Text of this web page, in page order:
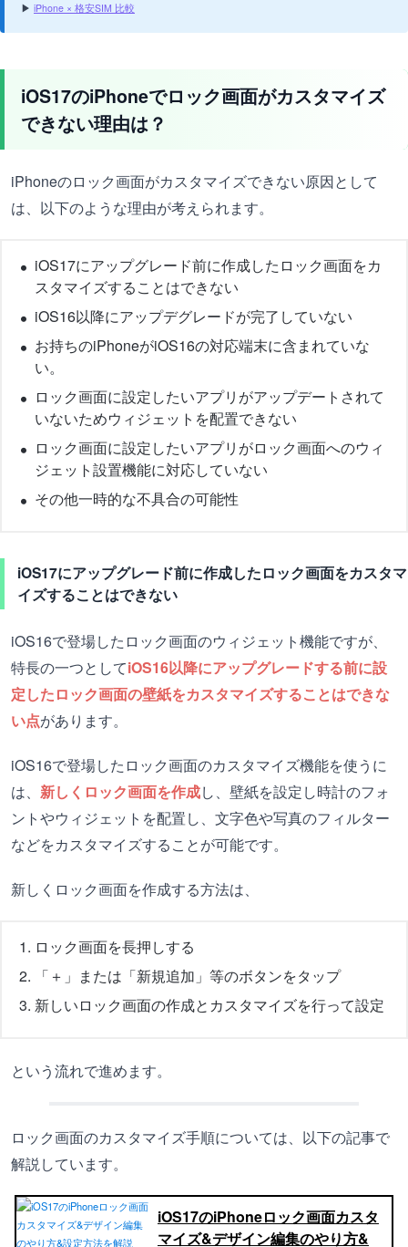
▶ iPhone × 格安SIM 比較
iOS17のiPhoneでロック画面がカスタマイズ
できない理由は？
iPhoneのロック画面がカスタマイズできない原因として
は、以下のような理由が考えられます。
iOS17にアップグレード前に作成したロック画面をカ
スタマイズすることはできない
iOS16以降にアップデグレードが完了していない
お持ちのiPhoneがiOS16の対応端末に含まれていな
い。
ロック画面に設定したいアプリがアップデートされて
いないためウィジェットを配置できない
ロック画面に設定したいアプリがロック画面へのウィ
ジェット設置機能に対応していない
その他一時的な不具合の可能性
iOS17にアップグレード前に作成したロック画面をカスタマ
イズすることはできない
iOS16で登場したロック画面のウィジェット機能ですが、
特長の一つとしてiOS16以降にアップグレードする前に設
定したロック画面の壁紙をカスタマイズすることはできな
い点があります。
iOS16で登場したロック画面のカスタマイズ機能を使うに
は、 新しくロック画面を作成し、壁紙を設定し時計のフォ
ントやウィジェットを配置し、文字色や写真のフィルター
などをカスタマイズすることが可能です。
新しくロック画面を作成する方法は、
ロック画面を長押しする
「＋」または「新規追加」等のボタンをタップ
新しいロック画面の作成とカスタマイズを行って設定
という流れで進めます。
ロック画面のカスタマイズ手順については、以下の記事で
解説しています。
iOS17のiPhoneロック画面カスタ
マイズ&デザイン編集のやり方&